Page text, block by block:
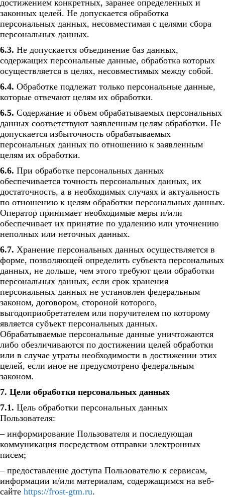
достижением конкретных, заранее определенных и
законных целей. Не допускается обработка
персональных данных, несовместимая с целями сбора
персональных данных.
6.3. Не допускается объединение баз данных,
содержащих персональные данные, обработка которых
осуществляется в целях, несовместимых между собой.
6.4. Обработке подлежат только персональные данные,
которые отвечают целям их обработки.
6.5. Содержание и объем обрабатываемых персональных
данных соответствуют заявленным целям обработки. Не
допускается избыточность обрабатываемых
персональных данных по отношению к заявленным
целям их обработки.
6.6. При обработке персональных данных
обеспечивается точность персональных данных, их
достаточность, а в необходимых случаях и актуальность
по отношению к целям обработки персональных данных.
Оператор принимает необходимые меры и/или
обеспечивает их принятие по удалению или уточнению
неполных или неточных данных.
6.7. Хранение персональных данных осуществляется в
форме, позволяющей определить субъекта персональных
данных, не дольше, чем этого требуют цели обработки
персональных данных, если срок хранения
персональных данных не установлен федеральным
законом, договором, стороной которого,
выгодоприобретателем или поручителем по которому
является субъект персональных данных.
Обрабатываемые персональные данные уничтожаются
либо обезличиваются по достижении целей обработки
или в случае утраты необходимости в достижении этих
целей, если иное не предусмотрено федеральным
законом.
7. Цели обработки персональных данных
7.1. Цель обработки персональных данных
Пользователя:
– информирование Пользователя и последующая
коммуникация посредством отправки электронных
писем;
– предоставление доступа Пользователю к сервисам,
информации и/или материалам, содержащимся на веб-
сайте https://frost-gtm.ru.